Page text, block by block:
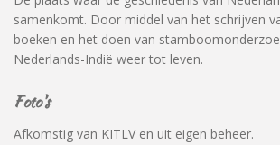
samenkomt. Door middel van het schrijven
boeken en het doen van
Nederlands-Indië weer tot leven.
Foto's
Afkomstig van KITLV en uit eigen beheer.